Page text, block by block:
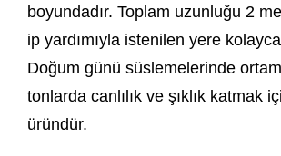
boyundadır. Toplam uzunluğu 2
ip yardımıyla istenilen yere
Doğum günü süslemelerinde
tonlarda canlılık ve şıklık katmak
üründür.